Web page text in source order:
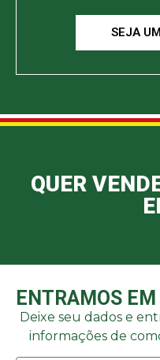
SEJA
QUER
ENTRAMOS
Deixe seu dados e
informações de